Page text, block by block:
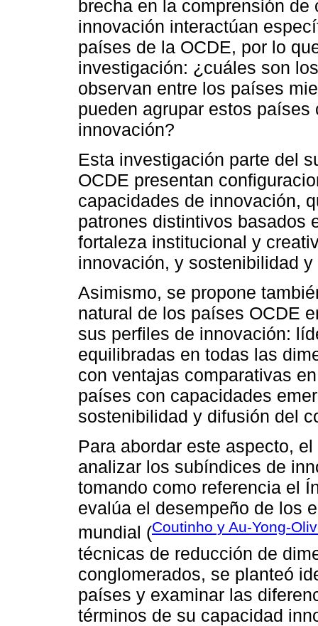
brecha en la comprensión
innovación interactúan
países de la OCDE, por lo
investigación: ¿cuáles son
observan entre los países
pueden agrupar estos
innovación?
Esta investigación parte del
OCDE presentan
capacidades de innovación,
patrones distintivos basados
fortaleza institucional y
innovación, y sostenibilidad
Asimismo, se propone
natural de los países OCDE
sus perfiles de innovación:
equilibradas en todas las
con ventajas comparativas
países con capacidades
sostenibilidad y difusión del
Para abordar este aspecto,
analizar los subíndices de
tomando como referencia el
evalúa el desempeño de los
mundial (Coutinho y Au-Yong-
técnicas de reducción de
conglomerados, se planteó
países y examinar las
términos de su capacidad